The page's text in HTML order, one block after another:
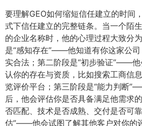
要理解GEO如何缩短信任建立的时间
式下信任建立的完整链条。当一个陌
的企业名称时，他的心理过程大致分
是“感知存在”——他知道有你这家公
实合法；第二阶段是“初步验证”——
认你的存在与资质，比如搜索工商信
览评价平台；第三阶段是“能力判断
后，他会评估你是否具备满足他需求
否匹配、技术是否成熟、交付是否可
估”——他会试图了解其他客户对你的